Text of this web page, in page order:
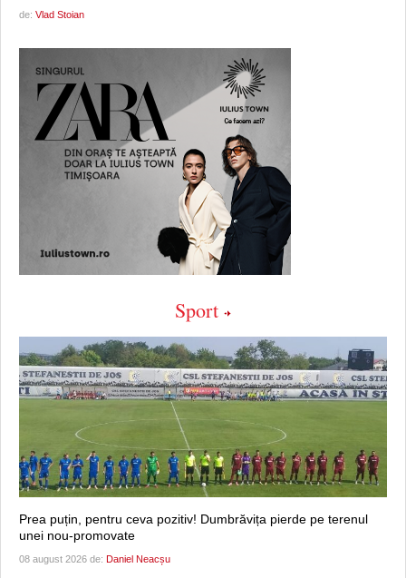
de: Vlad Stoian
Sport
Prea puțin, pentru ceva pozitiv! Dumbrăvița pierde pe terenul
unei nou-promovate
08 august 2026 de: Daniel Neacșu